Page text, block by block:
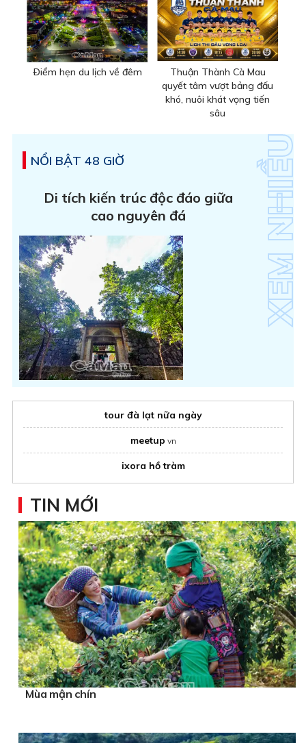
Ðiểm hẹn du lịch về đêm
Thuận Thành Cà Mau
quyết tâm vượt bảng đấu
khó, nuôi khát vọng tiến
sâu
NỔI BẬT 48 GIỜ
Di tích kiến trúc độc đáo giữa
cao nguyên đá
tour đà lạt nữa ngày
meetup vn
ixora hồ tràm
TIN MỚI
Mùa mận chín